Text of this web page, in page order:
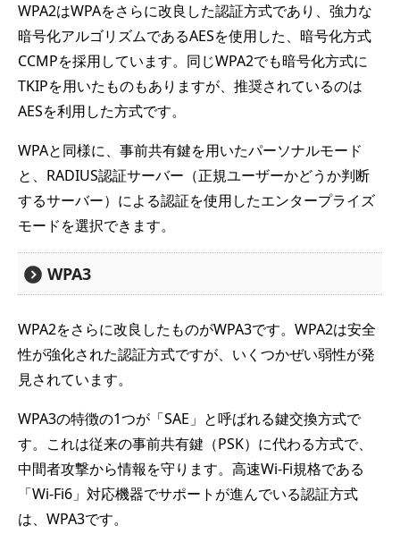
WPA2はWPAをさらに改良した認証方式であり、強力な
暗号化アルゴリズムであるAESを使用した、暗号化方式
CCMPを採用しています。同じWPA2でも暗号化方式に
TKIPを用いたものもありますが、推奨されているのは
AESを利用した方式です。
WPAと同様に、事前共有鍵を用いたパーソナルモード
と、RADIUS認証サーバー（正規ユーザーかどうか判断
するサーバー）による認証を使用したエンタープライズ
モードを選択できます。
WPA3
WPA2をさらに改良したものがWPA3です。WPA2は安全
性が強化された認証方式ですが、いくつかぜい弱性が発
見されています。
WPA3の特徴の1つが「SAE」と呼ばれる鍵交換方式で
す。これは従来の事前共有鍵（PSK）に代わる方式で、
中間者攻撃から情報を守ります。高速Wi-Fi規格である
「Wi-Fi6」対応機器でサポートが進んでいる認証方式
は、WPA3です。